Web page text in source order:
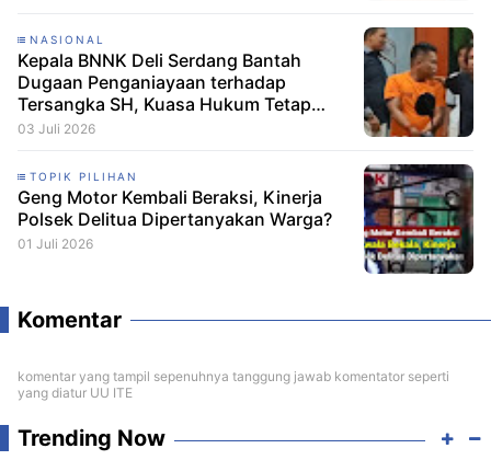
NASIONAL
Kepala BNNK Deli Serdang Bantah
Dugaan Penganiayaan terhadap
Tersangka SH, Kuasa Hukum Tetap
Minta CCTV Dibuka
03 Juli 2026
TOPIK PILIHAN
Geng Motor Kembali Beraksi, Kinerja
Polsek Delitua Dipertanyakan Warga?
01 Juli 2026
Komentar
komentar yang tampil sepenuhnya tanggung jawab komentator seperti
yang diatur UU ITE
Trending Now